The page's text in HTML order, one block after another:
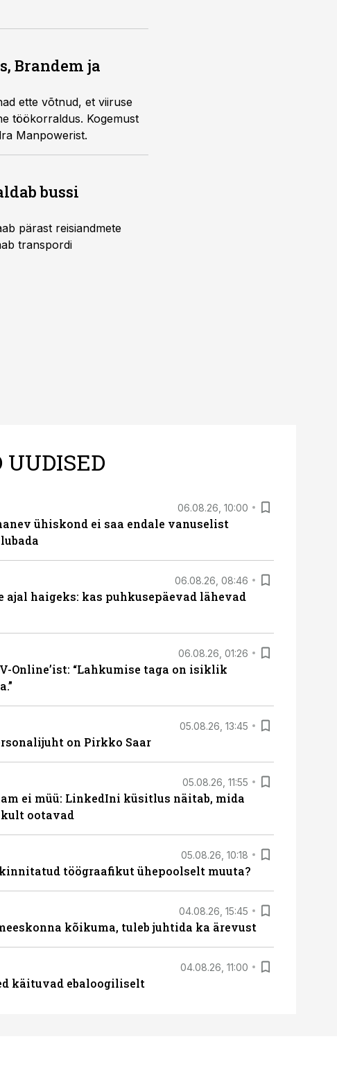
Brandem ja
ette võtnud, et viiruse
töökorraldus. Kogemust
Manpowerist.
bussi
pärast reisiandmete
transpordi
06.08.26, 10:00
ühiskond ei saa endale vanuselist
06.08.26, 08:46
ajal haigeks: kas puhkusepäevad lähevad
06.08.26, 01:26
Online’ist: “Lahkumise taga on isiklik
05.08.26, 13:45
on Pirkko Saar
05.08.26, 11:55
ei müü: LinkedIni küsitlus näitab, mida
ootavad
05.08.26, 10:18
töögraafikut ühepoolselt muuta?
04.08.26, 15:45
kõikuma, tuleb juhtida ka ärevust
04.08.26, 11:00
käituvad ebaloogiliselt